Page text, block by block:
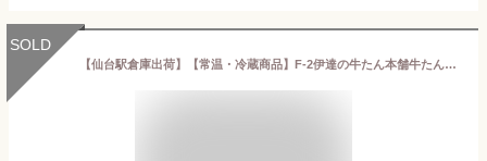
SOLD
【仙台駅倉庫出荷】【常温・冷蔵商品】F-2伊達の牛たん本舗牛たんせんべい2枚×16袋[東北 お土産 みやげ 東北みやげ][お菓子 牛たん グルメ おとりよせ] お取り寄せ ギフト プレゼント 御歳暮 内祝い のし不可